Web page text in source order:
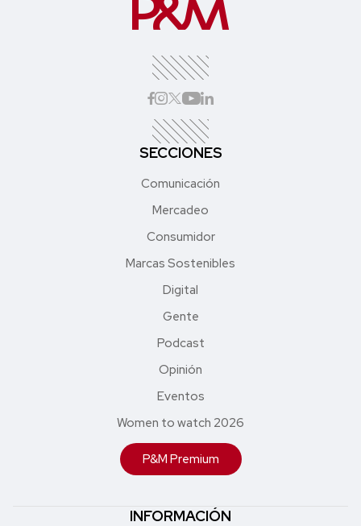
SECCIONES
Comunicación
Mercadeo
Consumidor
Marcas Sostenibles
Digital
Gente
Podcast
Opinión
Eventos
Women to watch 2026
P&M Premium
INFORMACIÓN